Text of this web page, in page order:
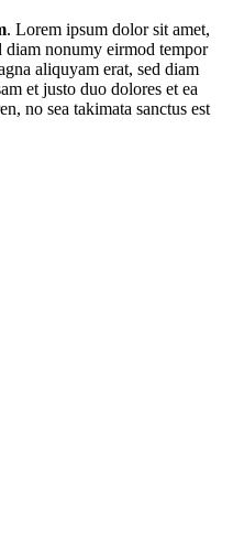
. Lorem ipsum dolor sit amet,
diam nonumy eirmod tempor
aliquyam erat, sed diam
et justo duo dolores et ea
no sea takimata sanctus est